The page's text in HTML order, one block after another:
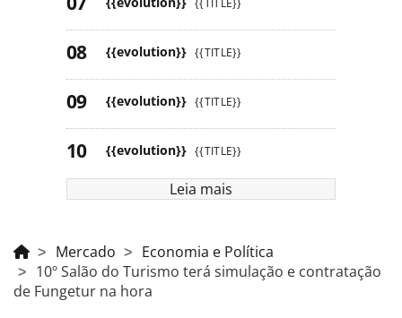
{{TITLE}}
{{evolution}} {{TITLE}}
{{evolution}} {{TITLE}}
{{evolution}} {{TITLE}}
Leia mais
Mercado
Economia e Política
10º Salão do Turismo terá simulação e contratação
de Fungetur na hora